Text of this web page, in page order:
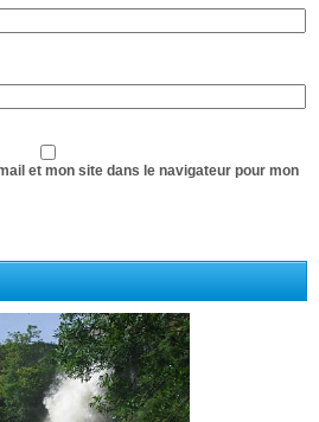
et mon site dans le navigateur pour mon